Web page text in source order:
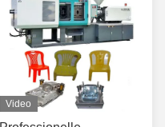
Video